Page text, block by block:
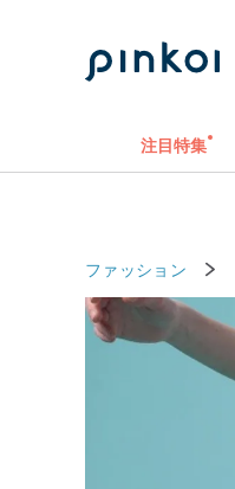
注目特集
ファッション